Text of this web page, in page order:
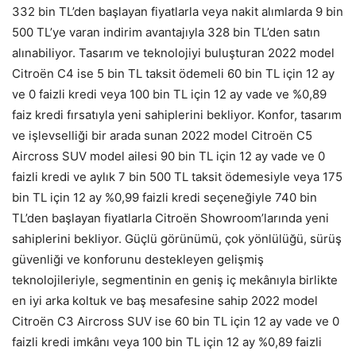
332 bin TL’den başlayan fiyatlarla veya nakit alımlarda 9 bin
500 TL’ye varan indirim avantajıyla 328 bin TL’den satın
alınabiliyor. Tasarım ve teknolojiyi buluşturan 2022 model
Citroën C4 ise 5 bin TL taksit ödemeli 60 bin TL için 12 ay
ve 0 faizli kredi veya 100 bin TL için 12 ay vade ve %0,89
faiz kredi fırsatıyla yeni sahiplerini bekliyor. Konfor, tasarım
ve işlevselliği bir arada sunan 2022 model Citroën C5
Aircross SUV model ailesi 90 bin TL için 12 ay vade ve 0
faizli kredi ve aylık 7 bin 500 TL taksit ödemesiyle veya 175
bin TL için 12 ay %0,99 faizli kredi seçeneğiyle 740 bin
TL’den başlayan fiyatlarla Citroën Showroom’larında yeni
sahiplerini bekliyor. Güçlü görünümü, çok yönlülüğü, sürüş
güvenliği ve konforunu destekleyen gelişmiş
teknolojileriyle, segmentinin en geniş iç mekânıyla birlikte
en iyi arka koltuk ve baş mesafesine sahip 2022 model
Citroën C3 Aircross SUV ise 60 bin TL için 12 ay vade ve 0
faizli kredi imkânı veya 100 bin TL için 12 ay %0,89 faizli